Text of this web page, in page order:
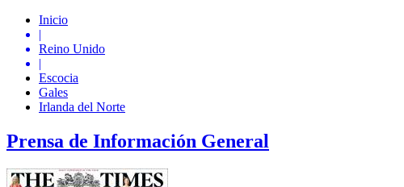
Inicio
|
Reino Unido
|
Escocia
Gales
Irlanda del Norte
Prensa de Información General